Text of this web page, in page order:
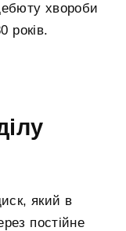
хвороби
років.
який в
постійне